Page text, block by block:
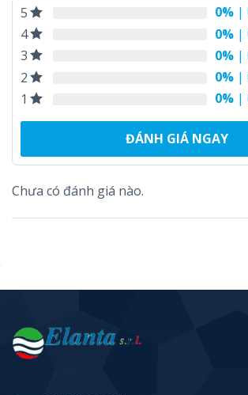
5 0% |
4
0% |
3
0% |
2
0% |
1
0% |
ĐÁNH GIÁ NGAY
Chưa có đánh giá nào.